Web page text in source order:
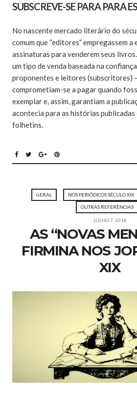
SUBSCREVE-SE PARA PARA
No nascente mercado literário do
comum que “editores” empregassem
assinaturas para venderem seus
um tipo de venda baseada na
proponentes e leitores (subscritores)
comprometiam-se a pagar quando
exemplar e, assim, garantiam a
acontecia para as histórias publicadas
folhetins.
GERAL NOS PERIÓDICOS SÉCULO XIX
OUTRAS REFERÊNCIAS
JULHO 7, 2018
AS “NOVAS
FIRMINA NOS
XIX